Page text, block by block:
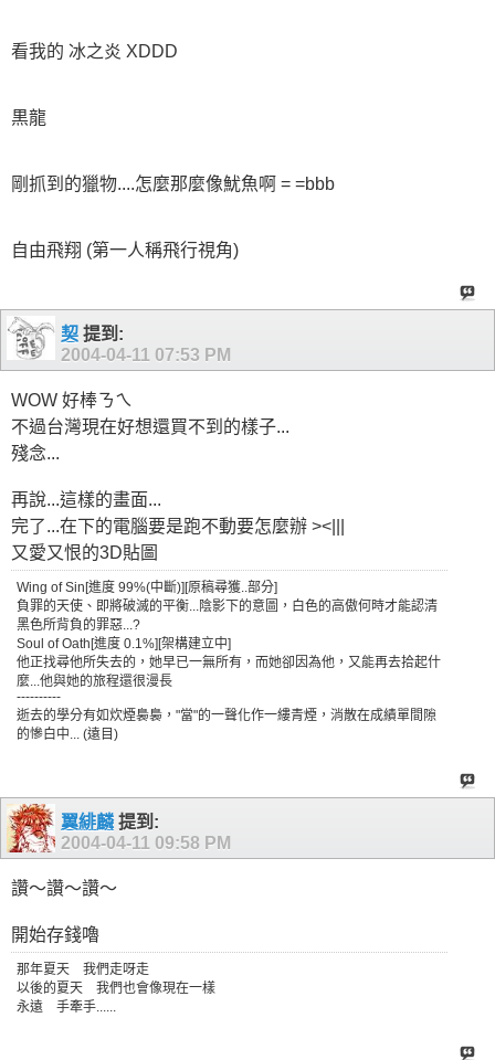
看我的 冰之炎 XDDD
黒龍
剛抓到的獵物....怎麼那麼像魷魚啊 = =bbb
自由飛翔 (第一人稱飛行視角)
契 提到:
2004-04-11 07:53 PM
WOW 好棒ㄋㄟ
不過台灣現在好想還買不到的樣子...
殘念...
再說...這樣的畫面...
完了...在下的電腦要是跑不動要怎麼辦 ><|||
又愛又恨的3D貼圖
Wing of Sin[進度 99%(中斷)][原稿尋獲..部分]
負罪的天使、即將破滅的平衡...陰影下的意圖，白色的高傲何時才能認清
黑色所背負的罪惡...?
Soul of Oath[進度 0.1%][架構建立中]
他正找尋他所失去的，她早已一無所有，而她卻因為他，又能再去拾起什
麼...他與她的旅程還很漫長
----------
逝去的學分有如炊煙裊裊，"當"的一聲化作一縷青煙，消散在成績單間隙
的慘白中... (遠目)
翼緋麟提到:
2004-04-11 09:58 PM
讚～讚～讚～
開始存錢嚕
那年夏天 我們走呀走
以後的夏天 我們也會像現在一樣
永遠 手牽手......